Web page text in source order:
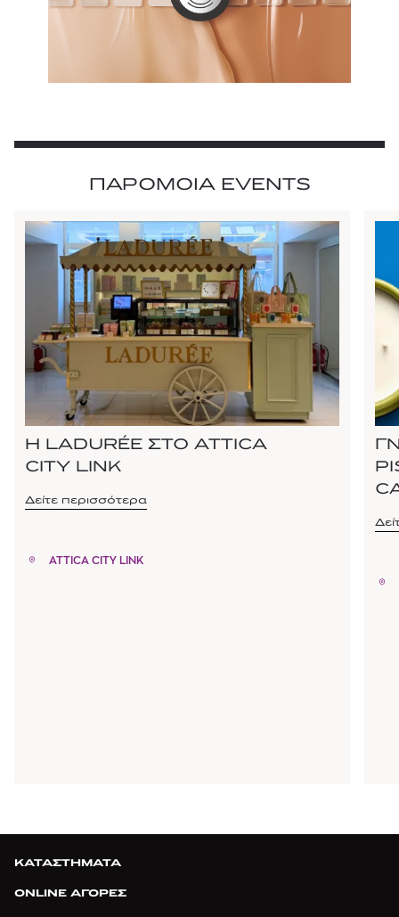
ΠΑΡΟΜΟΙΑ EVENTS
Η LADURÉE ΣΤΟ ATTICA
CITY LINK
Δείτε περισσότερα
ATTICA CITY LINK
ΚΑΤΑΣΤΗΜΑΤΑ
ONLINE ΑΓΟΡΕΣ